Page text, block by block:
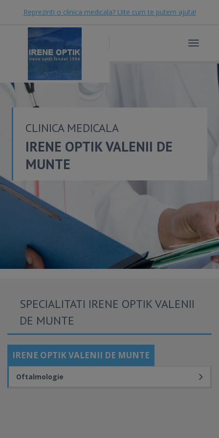
Reprezinti o clinica medicala? Uite cum te putem ajuta!
Toggle
CLINICA MEDICALA
IRENE OPTIK VALENII DE
MUNTE
SPECIALITATI IRENE OPTIK VALENII
DE MUNTE
IRENE OPTIK VALENII DE MUNTE
Oftalmologie